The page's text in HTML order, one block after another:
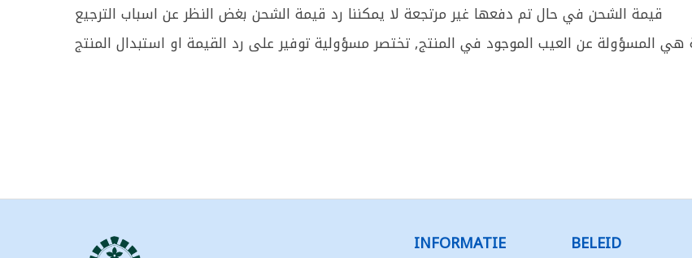
قيمة الشحن في حال تم دفعها غير مرتجعة لا يمكننا رد قيمة الشحن بغض النظر عن اسباب الترجيع
هي المسؤولة عن العيب الموجود في المنتج, تختصر مسؤولية توفير على رد القيمة او استبدال المنتج
INFORMATIE BELEID